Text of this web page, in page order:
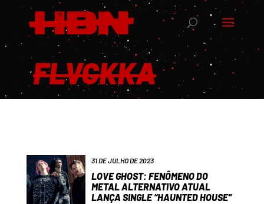
FLVCKKA
31 DE JULHO DE 2023
LOVE GHOST: FENÔMENO DO
METAL ALTERNATIVO ATUAL
LANÇA SINGLE “HAUNTED HOUSE”